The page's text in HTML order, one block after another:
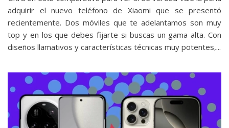
adquirir el nuevo teléfono de Xiaomi que se presentó
recientemente. Dos móviles que te adelantamos son muy
top y en los que debes fijarte si buscas un gama alta. Con
diseños llamativos y características técnicas muy potentes,...